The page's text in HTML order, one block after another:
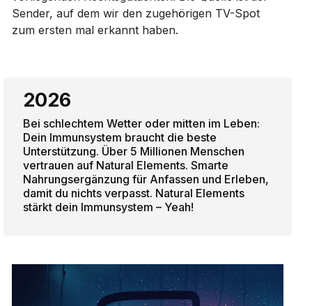
Sender, auf dem wir den zugehörigen TV-Spot
zum ersten mal erkannt haben.
2026
Bei schlechtem Wetter oder mitten im Leben:
Dein Immunsystem braucht die beste
Unterstützung. Über 5 Millionen Menschen
vertrauen auf Natural Elements. Smarte
Nahrungsergänzung für Anfassen und Erleben,
damit du nichts verpasst. Natural Elements
stärkt dein Immunsystem – Yeah!